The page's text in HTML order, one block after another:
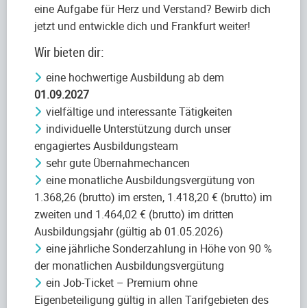
eine Aufgabe für Herz und Verstand? Bewirb dich
jetzt und entwickle dich und Frankfurt weiter!
Wir bieten dir:
eine hochwertige Ausbildung ab dem
01.09.2027
vielfältige und interessante Tätigkeiten
individuelle Unterstützung durch unser
engagiertes Ausbildungsteam
sehr gute Übernahmechancen
eine monatliche Ausbildungsvergütung von
1.368,26 (brutto) im ersten, 1.418,20 € (brutto) im
zweiten und 1.464,02 € (brutto) im dritten
Ausbildungsjahr (gültig ab 01.05.2026)
eine jährliche Sonderzahlung in Höhe von 90 %
der monatlichen Ausbildungsvergütung
ein Job-Ticket – Premium ohne
Eigenbeteiligung gültig in allen Tarifgebieten des